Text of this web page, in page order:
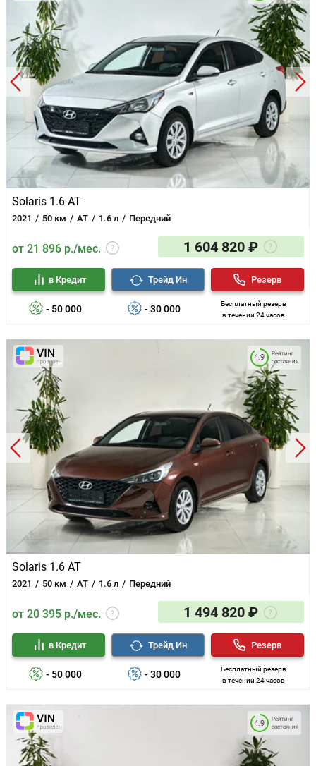
Solaris 1.6 AT
2021 50 км AT 1.6 л Передний
от 21 896 р./мес. 1 604 820 ₽
- 50 000
в Кредит
- 30 000
Трейд Ин
Бесплатный резерв
в течении 24 часов
Резерв
Solaris 1.6 AT
2021 50 км AT 1.6 л Передний
Рейтинг
состояния
4.9
от 20 395 р./мес. 1 494 820 ₽
- 50 000
в Кредит
- 30 000
Трейд Ин
Бесплатный резерв
в течении 24 часов
Резерв
Рейтинг
состояния
4.9